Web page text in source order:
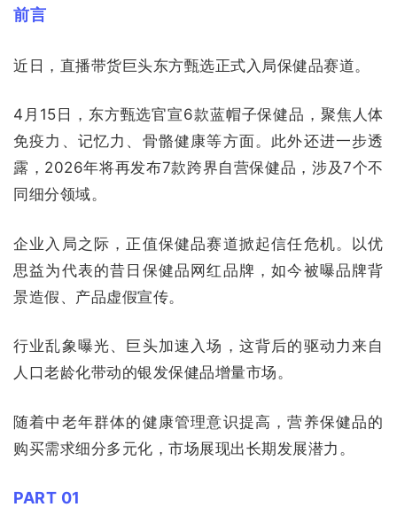
前言
近日，直播带货巨头东方甄选正式入局保健品赛道。
4月15日，东方甄选官宣6款蓝帽子保健品，聚焦人体
免疫力、记忆力、骨骼健康等方面。此外还进一步透
露，2026年将再发布7款跨界自营保健品，涉及7个不
同细分领域。
企业入局之际，正值保健品赛道掀起信任危机。以优
思益为代表的昔日保健品网红品牌，如今被曝品牌背
景造假、产品虚假宣传。
行业乱象曝光、巨头加速入场，这背后的驱动力来自
人口老龄化带动的银发保健品增量市场。
随着中老年群体的健康管理意识提高，营养保健品的
购买需求细分多元化，市场展现出长期发展潜力。
PART 01